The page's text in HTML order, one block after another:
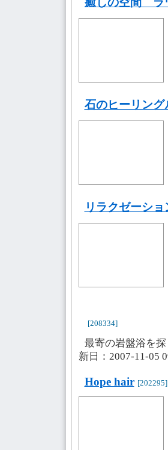
石のヒーリン
リラクゼーシ
[208334]
最寄の岩盤浴を
新日：2007-11-05
Hope hair [202295]